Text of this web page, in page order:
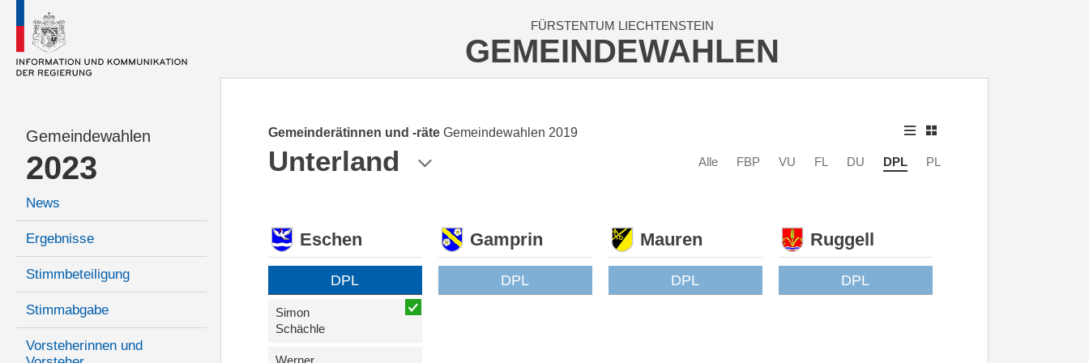
FÜRSTENTUM LIECHTENSTEIN
GEMEINDEWAHLEN
Gemeindewahlen
2023
News
Ergebnisse
Stimmbeteiligung
Stimmabgabe
Vorsteherinnen und
Gemeinderätinnen und -räte Gemeindewahlen 2019
Unterland Alle FBP VU FL DU DPL PL
Eschen
DPL
Simon
Schächle
Gamprin
DPL
Mauren
DPL
Ruggell
DPL